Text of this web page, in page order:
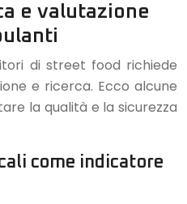
e valutazione
di street food richiede
e ricerca. Ecco alcune
la qualità e la sicurezza
come indicatore